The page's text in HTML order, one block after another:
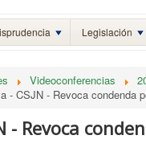
Legislación
Videoconferencias
- CSJN - Revoca condenda
- Revoca